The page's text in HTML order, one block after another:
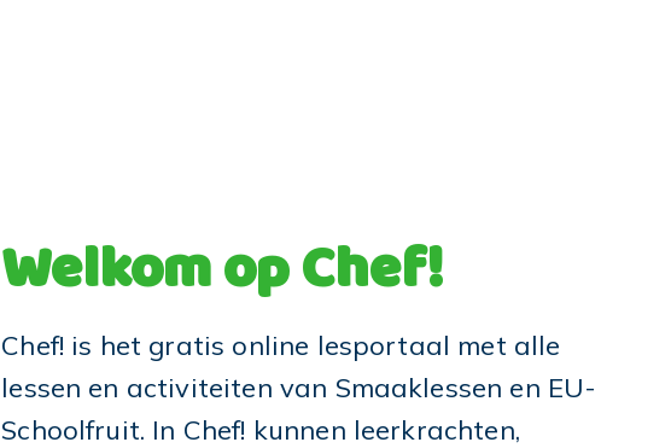
Welkom op Chef!
Chef! is het gratis online lesportaal met alle
lessen en activiteiten van Smaaklessen en EU-
Schoolfruit. In Chef! kunnen leerkrachten,